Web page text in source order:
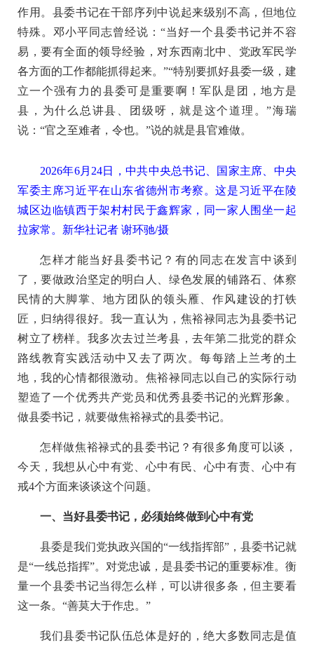
作用。县委书记在干部序列中说起来级别不高，但地位
特殊。邓小平同志曾经说：“当好一个县委书记并不容
易，要有全面的领导经验，对东西南北中、党政军民学
各方面的工作都能抓得起来。”“特别要抓好县委一级，建
立一个强有力的县委可是重要啊！军队是团，地方是
县，为什么总讲县、团级呀，就是这个道理。”海瑞
说：“官之至难者，令也。”说的就是县官难做。
2026年6月24日，中共中央总书记、国家主席、中央
军委主席习近平在山东省德州市考察。这是习近平在陵
城区边临镇西于架村村民于鑫辉家，同一家人围坐一起
拉家常。新华社记者 谢环驰/摄
怎样才能当好县委书记？有的同志在发言中谈到
了，要做政治坚定的明白人、绿色发展的铺路石、体察
民情的大脚掌、地方团队的领头雁、作风建设的打铁
匠，归纳得很好。我一直认为，焦裕禄同志为县委书记
树立了榜样。我多次去过兰考县，去年第二批党的群众
路线教育实践活动中又去了两次。每每踏上兰考的土
地，我的心情都很激动。焦裕禄同志以自己的实际行动
塑造了一个优秀共产党员和优秀县委书记的光辉形象。
做县委书记，就要做焦裕禄式的县委书记。
怎样做焦裕禄式的县委书记？有很多角度可以谈，
今天，我想从心中有党、心中有民、心中有责、心中有
戒4个方面来谈谈这个问题。
一、当好县委书记，必须始终做到心中有党
县委是我们党执政兴国的“一线指挥部”，县委书记就
是“一线总指挥”。对党忠诚，是县委书记的重要标准。衡
量一个县委书记当得怎么样，可以讲很多条，但主要看
这一条。“善莫大于作忠。”
我们县委书记队伍总体是好的，绝大多数同志是值